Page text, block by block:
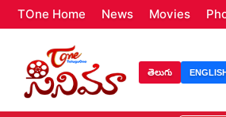
TOne Home News Movies
తెలుగు